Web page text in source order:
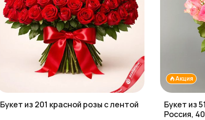
Букет из 201 красной розы с лентой
Акция
Букет из
Россия,